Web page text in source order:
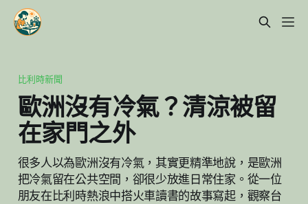
比利時新聞
歐洲沒有冷氣？清涼被留
在家門之外
很多人以為歐洲沒有冷氣，其實更精準地說，是歐洲
把冷氣留在公共空間，卻很少放進日常住家。從一位
朋友在比利時熱浪中搭火車讀書的故事寫起，觀察台